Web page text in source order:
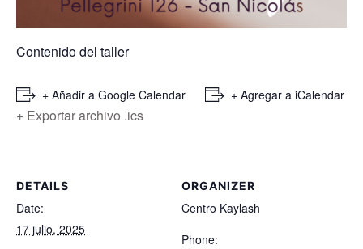
Contenido del taller
+ Añadir a Google Calendar + Agregar a iCalendar
+ Exportar archivo .ics
DETAILS
Date:
17 julio, 2025
ORGANIZER
Centro Kaylash
Phone: